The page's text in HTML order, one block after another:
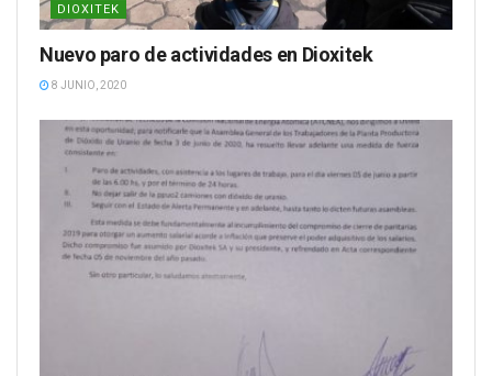
DIOXITEK
Nuevo paro de actividades en Dioxitek
8 JUNIO, 2020